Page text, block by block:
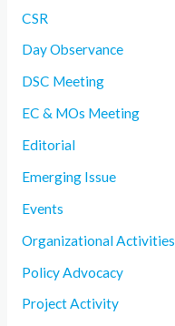
CSR
Day Observance
DSC Meeting
EC & MOs Meeting
Editorial
Emerging Issue
Events
Organizational Activities
Policy Advocacy
Project Activity